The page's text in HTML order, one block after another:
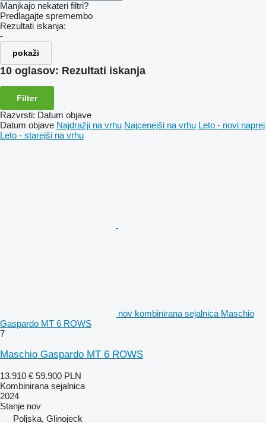
Manjkajo nekateri filtri?
Predlagajte spremembo
Rezultati iskanja:
-
pokaži
10 oglasov: Rezultati iskanja
Filter
Razvrsti: Datum objave
Datum objave Najdražji na vrhu Najcenejši na vrhu Leto - novi naprej
Leto - starejši na vrhu
nov kombinirana sejalnica Maschio
Gaspardo MT 6 ROWS
7
Maschio Gaspardo MT 6 ROWS
13.910 € 59.900 PLN
Kombinirana sejalnica
2024
Stanje nov
Poljska, Glinojeck